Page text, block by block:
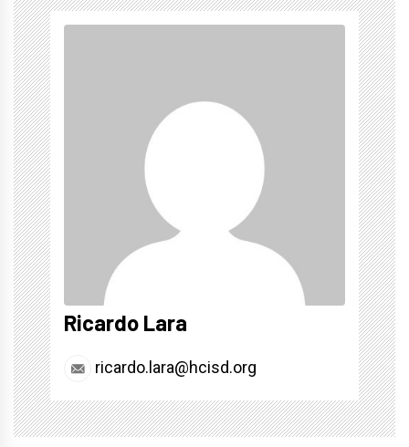
Ricardo Lara
ricardo.lara@hcisd.org